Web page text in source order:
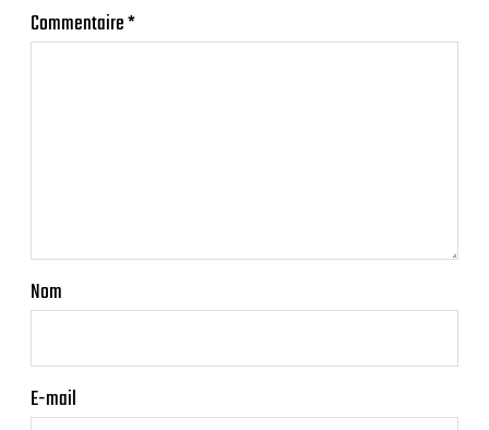
Commentaire*
Nom
E-mail